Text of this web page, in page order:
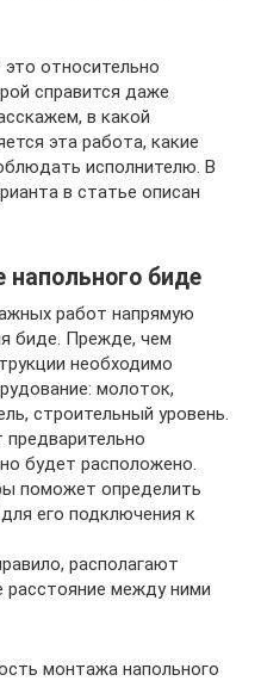
относительно
справится даже
в какой
эта работа, какие
исполнителю. В
в статье описан
биде
работ напрямую
биде. Прежде, чем
необходимо
молоток,
строительный уровень.
предварительно
будет расположено.
поможет определить
его подключения к
располагают
между ними
монтажа напольного